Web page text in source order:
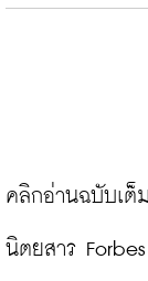
คลิกอ่านฉบับเต็
นิตยสาร